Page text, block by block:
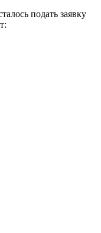
подать заявку